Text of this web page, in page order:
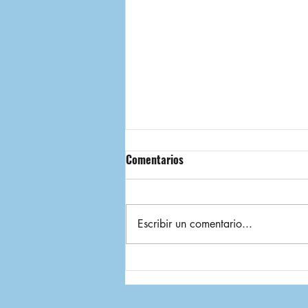
2025: un año exitoso para el
área de SST
Comentarios
Escribir un comentario...